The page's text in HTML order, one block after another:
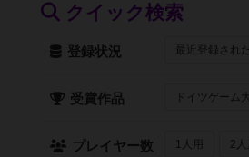
クイック検索
登録状況 最近登録され
受賞作品 ドイツゲーム大
プレイヤー数 1人用 2人